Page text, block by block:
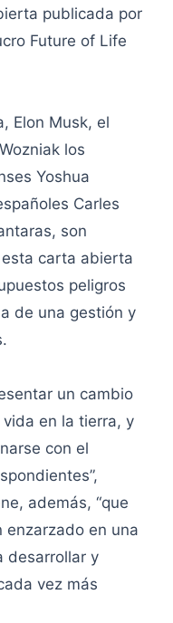
publicada por
Future of Life
Elon Musk, el
los
Yoshua
Carles
son
carta abierta
peligros
de una gestión y
un cambio
en la tierra, y
con el
además, “que
enzarzado en una
desarrollar y
vez más